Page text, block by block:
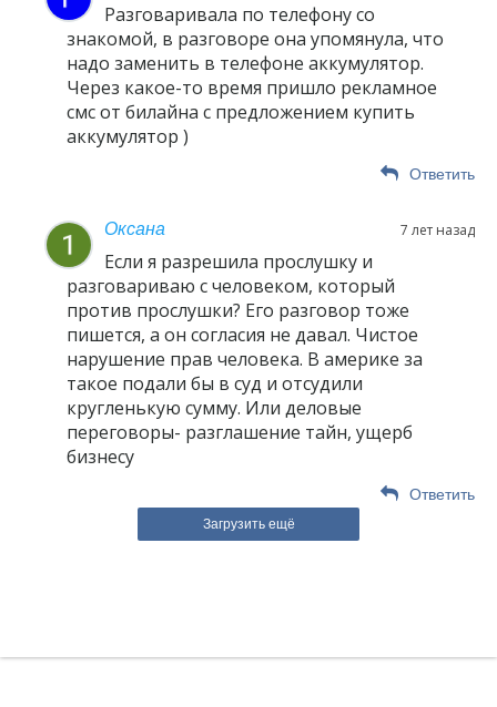
Разговаривала по телефону со
знакомой, в разговоре она упомянула, что
надо заменить в телефоне аккумулятор.
Через какое-то время пришло рекламное
смс от билайна с предложением купить
аккумулятор )
Ответить
Оксана 7 лет назад
Если я разрешила прослушку и
разговариваю с человеком, который
против прослушки? Его разговор тоже
пишется, а он согласия не давал. Чистое
нарушение прав человека. В америке за
такое подали бы в суд и отсудили
кругленькую сумму. Или деловые
переговоры- разглашение тайн, ущерб
бизнесу
Ответить
Загрузить ещё